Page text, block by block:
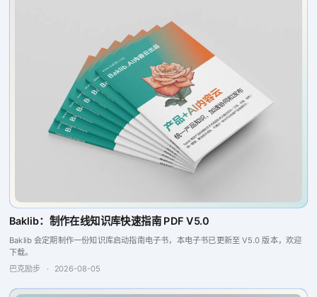
Baklib：制作在线知识库快速指南 PDF V5.0
Baklib 会定期制作一份知识库启动指南电子书，本电子书已更新至 V5.0 版本，欢迎
下载。
巴克励步 · 2026-08-05